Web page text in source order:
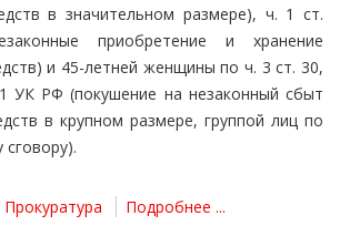
в значительном размере), ч. 1 ст.
приобретение и хранение
и 45-летней женщины по ч. 3 ст. 30,
УК РФ (покушение на незаконный сбыт
в крупном размере, группой лиц по
Прокуратура Подробнее ...